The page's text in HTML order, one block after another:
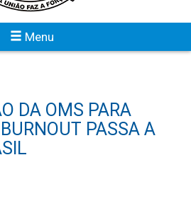
Menu
DA OMS PARA
PASSA A